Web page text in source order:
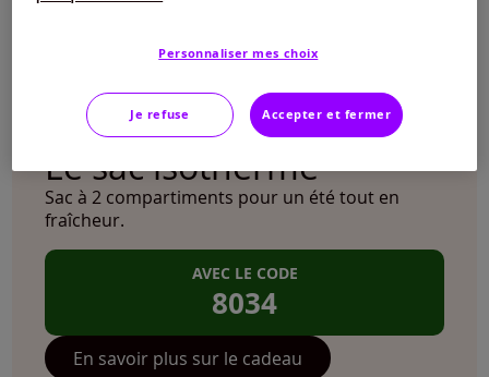
Le sac isotherme
AVEC LE CODE
8034
Sac à 2 compartiments pour un été tout en
fraîcheur.
En savoir plus sur le cadeau
Personnaliser mes choix
Je refuse Accepter et fermer